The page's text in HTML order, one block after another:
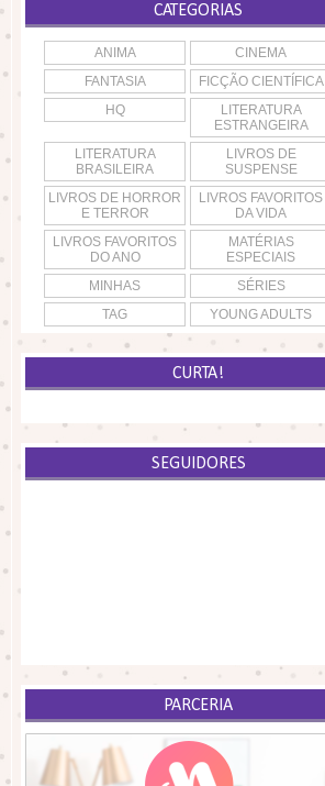
CATEGORIAS
ANIMA
CINEMA
FANTASIA
FICÇÃO CIENTÍFICA
HQ
LITERATURA
ESTRANGEIRA
LITERATURA
BRASILEIRA
LIVROS DE
SUSPENSE
LIVROS DE HORROR
E TERROR
LIVROS FAVORITOS
DA VIDA
LIVROS FAVORITOS
DO ANO
MATÉRIAS
ESPECIAIS
MINHAS
SÉRIES
TAG
YOUNG ADULTS
CURTA!
SEGUIDORES
PARCERIA